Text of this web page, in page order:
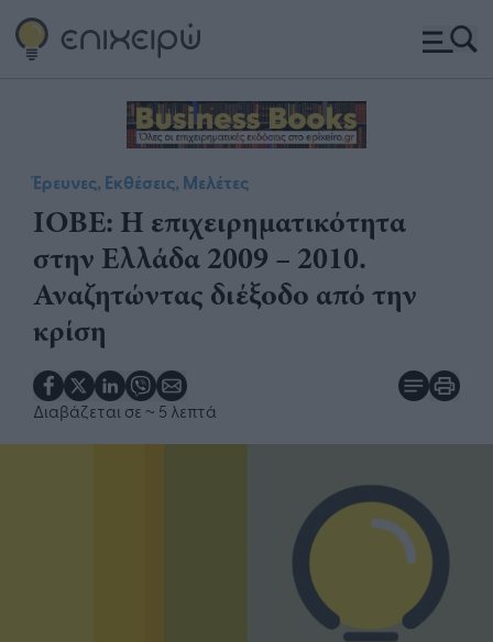
Έρευνες, Εκθέσεις, Μελέτες
ΙΟΒΕ: Η επιχειρηματικότητα
στην Ελλάδα 2009 – 2010.
Αναζητώντας διέξοδο από την
κρίση
Διαβάζεται σε ~ 5 λεπτά